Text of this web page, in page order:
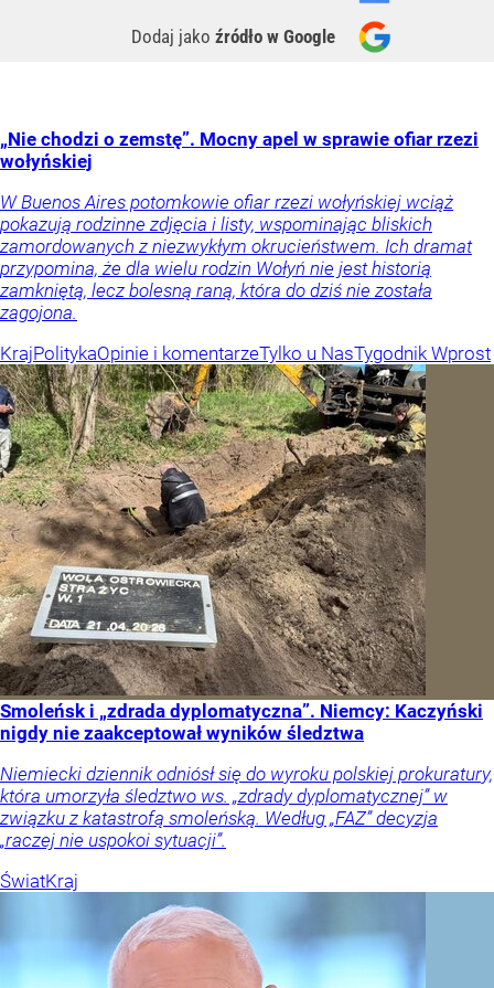
Dodaj jako źródło w Google
„Nie chodzi o zemstę”. Mocny apel w sprawie ofiar rzezi
wołyńskiej
W Buenos Aires potomkowie ofiar rzezi wołyńskiej wciąż
pokazują rodzinne zdjęcia i listy, wspominając bliskich
zamordowanych z niezwykłym okrucieństwem. Ich dramat
przypomina, że dla wielu rodzin Wołyń nie jest historią
zamkniętą, lecz bolesną raną, która do dziś nie została
zagojona.
KrajPolitykaOpinie i komentarzeTylko u NasTygodnik Wprost
Smoleńsk i „zdrada dyplomatyczna”. Niemcy: Kaczyński
nigdy nie zaakceptował wyników śledztwa
Niemiecki dziennik odniósł się do wyroku polskiej prokuratury,
która umorzyła śledztwo ws. „zdrady dyplomatycznej” w
związku z katastrofą smoleńską. Według „FAZ” decyzja
„raczej nie uspokoi sytuacji”.
ŚwiatKraj